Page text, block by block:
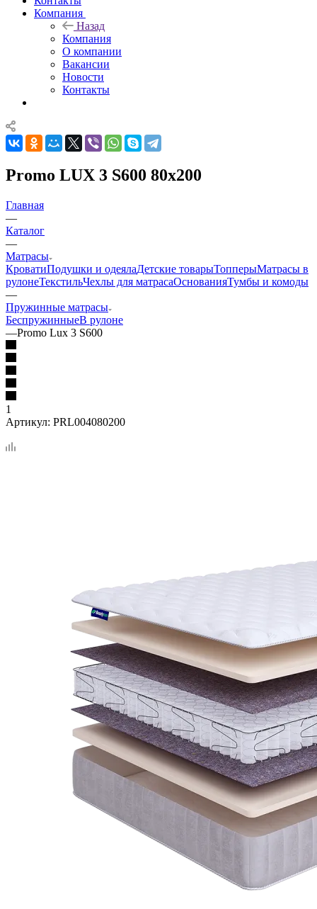
Компания
Назад
Компания
О компании
Вакансии
Новости
Контакты
Promo LUX 3 S600 80x200
Главная
—
Каталог
—
Матрасы
КроватиПодушки и одеялаДетские товарыТопперыМатрасы в
рулонеТекстильЧехлы для матрасаОснованияТумбы и комоды
—
Пружинные матрасы
БеспружинныеВ рулоне
—Promo Lux 3 S600
1
Артикул: PRL004080200